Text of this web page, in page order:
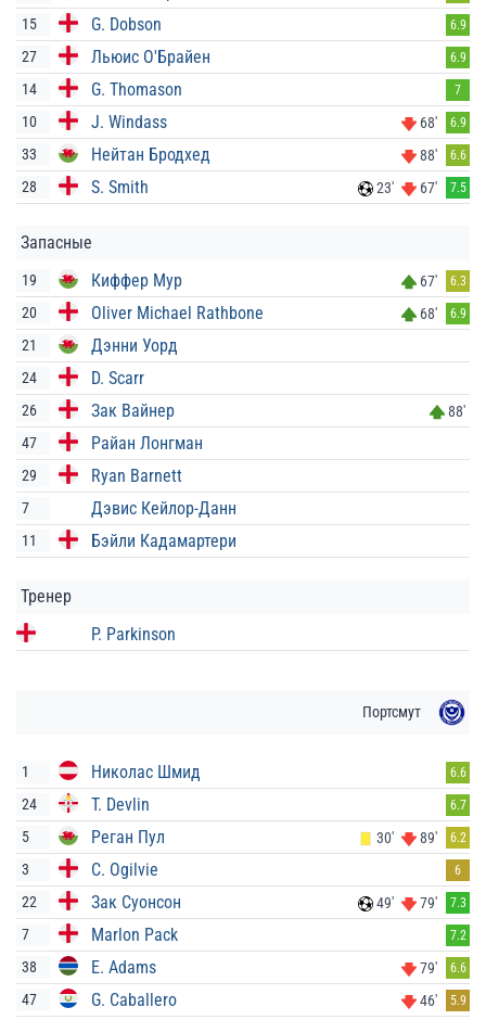
15 G. Dobson 6.9
27 Льюис О'Брайен 6.9
14 G. Thomason 7
10 J. Windass 68' 6.9
33 Нейтан Бродхед 88' 6.6
28 S. Smith 23' 67' 7.5
Запасные
19 Киффер Мур 67' 6.3
20 Oliver Michael Rathbone 68' 6.9
21 Дэнни Уорд
24 D. Scarr
26 Зак Вайнер
88'
47
Райан Лонгман
29 Ryan Barnett
7 Дэвис Кейлор-Данн
11 Бэйли Кадамартери
Тренер
P. Parkinson
Портсмут
1 Николас Шмид 6.6
24 T. Devlin 6.7
5 Реган Пул 30' 89' 6.2
3 C. Ogilvie 6
22 Зак Суонсон 49' 79' 7.3
7 Marlon Pack 7.2
38 E. Adams 79' 6.6
47 G. Caballero 46' 5.9